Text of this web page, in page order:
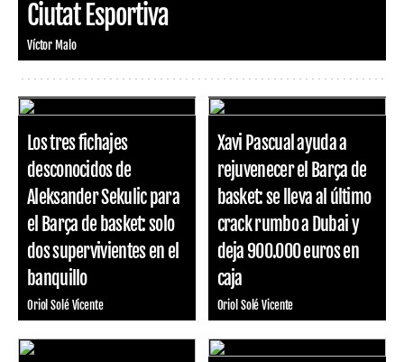
Ciutat Esportiva
Víctor Malo
Los tres fichajes
desconocidos de
Aleksander Sekulic para
el Barça de basket: solo
dos supervivientes en el
banquillo
Oriol Solé Vicente
Xavi Pascual ayuda a
rejuvenecer el Barça de
basket: se lleva al último
crack rumbo a Dubai y
deja 900.000 euros en
caja
Oriol Solé Vicente